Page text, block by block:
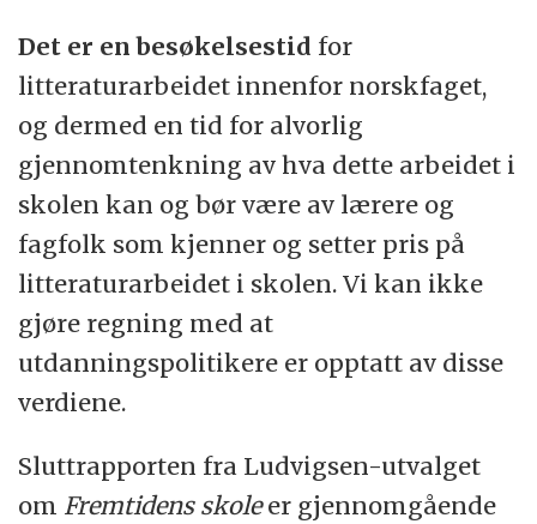
Det er en besøkelsestid for
litteraturarbeidet innenfor norskfaget,
og dermed en tid for alvorlig
gjennomtenkning av hva dette arbeidet i
skolen kan og bør være av lærere og
fagfolk som kjenner og setter pris på
litteraturarbeidet i skolen. Vi kan ikke
gjøre regning med at
utdanningspolitikere er opptatt av disse
verdiene.
Sluttrapporten fra Ludvigsen-utvalget
om Fremtidens skoleer gjennomgående